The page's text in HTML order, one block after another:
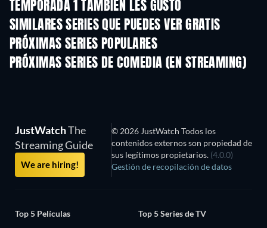
TEMPORADA 1 TAMBIÉN LES GUSTÓ
TV
SIMILARES SERIES QUE PUEDES VER GRATIS
TV
PRÓXIMAS SERIES POPULARES
TV
PRÓXIMAS SERIES DE COMEDIA (EN STREAMING)
Temporada 6 Temporada 2
JustWatchThe
Streaming Guide
We are hiring!
© 2026 JustWatch Todos los
contenidos externos son propiedad de
sus legítimos propietarios. (4.0.0)
Gestión de recopilación de datos
Top 5 Películas
Top 5 Series de TV